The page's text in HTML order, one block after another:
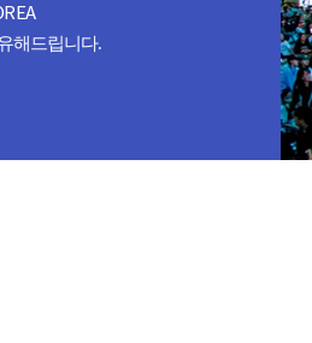
해드립니다.